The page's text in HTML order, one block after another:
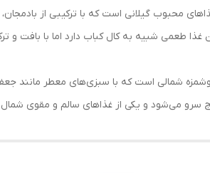
محبوب گیلانی است که با ترکیبی از
طعمی شبیه به کال کباب دارد اما با بافت و
شمالی است که با سبزی‌های معطر مانند
سرو می‌شود و یکی از غذاهای سالم و مقوی شمال